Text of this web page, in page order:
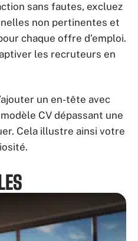
sans fautes, excluez
non pertinentes et
chaque offre d’emploi.
les recruteurs en
un en-tête avec
CV dépassant une
Cela illustre ainsi votre